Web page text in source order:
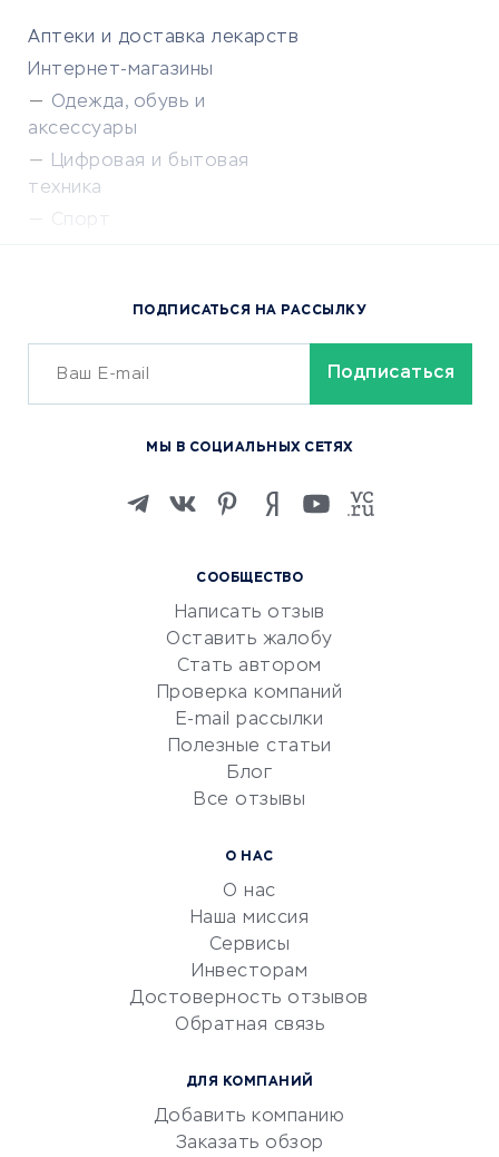
Аптеки и доставка лекарств
Интернет-магазины
Одежда, обувь и
аксессуары
Цифровая и бытовая
техника
Спорт
Сервисы доставки
ОБУЧЕНИЕ И РАБОТА
Изучение иностранных
Маркетинг и продажи
Репетиторство
Красота и здоровье
Сервисы по поиску работы
Сетевой маркетинг
УСЛУГИ ДЛЯ БИЗНЕСА
документооборот
Юридические компании
Бухгалтерия онлайн
СООБЩЕСТВО
Написать отзыв
Оставить жалобу
Стать автором
Проверка компаний
E-mail рассылки
Полезные статьи
Блог
Все отзывы
О НАС
О нас
Наша миссия
Сервисы
Инвесторам
Достоверность отзывов
Обратная связь
ДЛЯ КОМПАНИЙ
Добавить компанию
Заказать обзор
ПОДПИСАТЬСЯ НА РАССЫЛКУ
МЫ В СОЦИАЛЬНЫХ СЕТЯХ